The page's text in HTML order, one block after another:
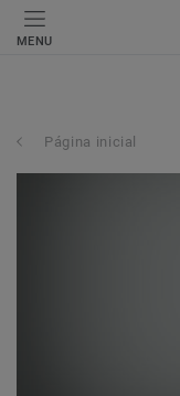
MENU
Página inicial